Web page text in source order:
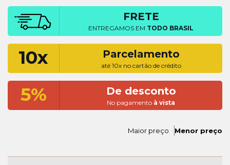
FRETE
ENTREGAMOS EM TODO BRASIL
10x Parcelamento
até 10x no cartão de crédito
5% De desconto
No pagamento à vista
Maior preço Menor preço